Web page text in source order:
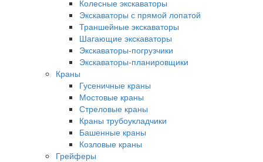
Колесные экскаваторы
Экскаваторы с прямой лопатой
Траншейные экскаваторы
Шагающие экскаваторы
Экскаваторы-погрузчики
Экскаваторы-планировщики
Краны
Гусеничные краны
Мостовые краны
Стреловые краны
Краны трубоукладчики
Башенные краны
Козловые краны
Грейферы